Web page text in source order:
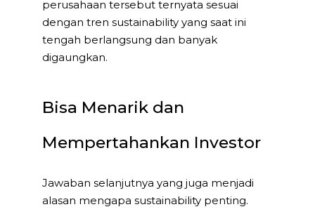
perusahaan tersebut ternyata sesuai
dengan tren sustainability yang saat ini
tengah berlangsung dan banyak
digaungkan.
Bisa Menarik dan
Mempertahankan Investor
Jawaban selanjutnya yang juga menjadi
alasan mengapa sustainability penting.